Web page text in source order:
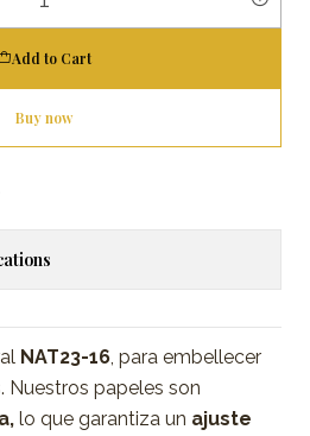
Add to Cart
Buy now
NAT23-16, para embellecer
Nuestros papeles son
lo que garantiza un ajuste